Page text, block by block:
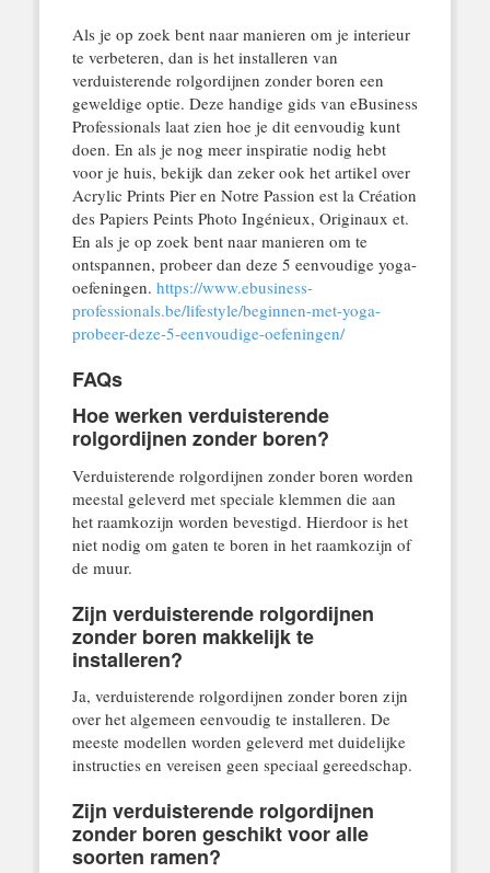
Als je op zoek bent naar manieren om je interieur
te verbeteren, dan is het installeren van
verduisterende rolgordijnen zonder boren een
geweldige optie. Deze handige gids van eBusiness
Professionals laat zien hoe je dit eenvoudig kunt
doen. En als je nog meer inspiratie nodig hebt
voor je huis, bekijk dan zeker ook het artikel over
Acrylic Prints Pier en Notre Passion est la Création
des Papiers Peints Photo Ingénieux, Originaux et.
En als je op zoek bent naar manieren om te
ontspannen, probeer dan deze 5 eenvoudige yoga-
oefeningen. https://www.ebusiness-
professionals.be/lifestyle/beginnen-met-yoga-
probeer-deze-5-eenvoudige-oefeningen/
FAQs
Hoe werken verduisterende
rolgordijnen zonder boren?
Verduisterende rolgordijnen zonder boren worden
meestal geleverd met speciale klemmen die aan
het raamkozijn worden bevestigd. Hierdoor is het
niet nodig om gaten te boren in het raamkozijn of
de muur.
Zijn verduisterende rolgordijnen
zonder boren makkelijk te
installeren?
Ja, verduisterende rolgordijnen zonder boren zijn
over het algemeen eenvoudig te installeren. De
meeste modellen worden geleverd met duidelijke
instructies en vereisen geen speciaal gereedschap.
Zijn verduisterende rolgordijnen
zonder boren geschikt voor alle
soorten ramen?